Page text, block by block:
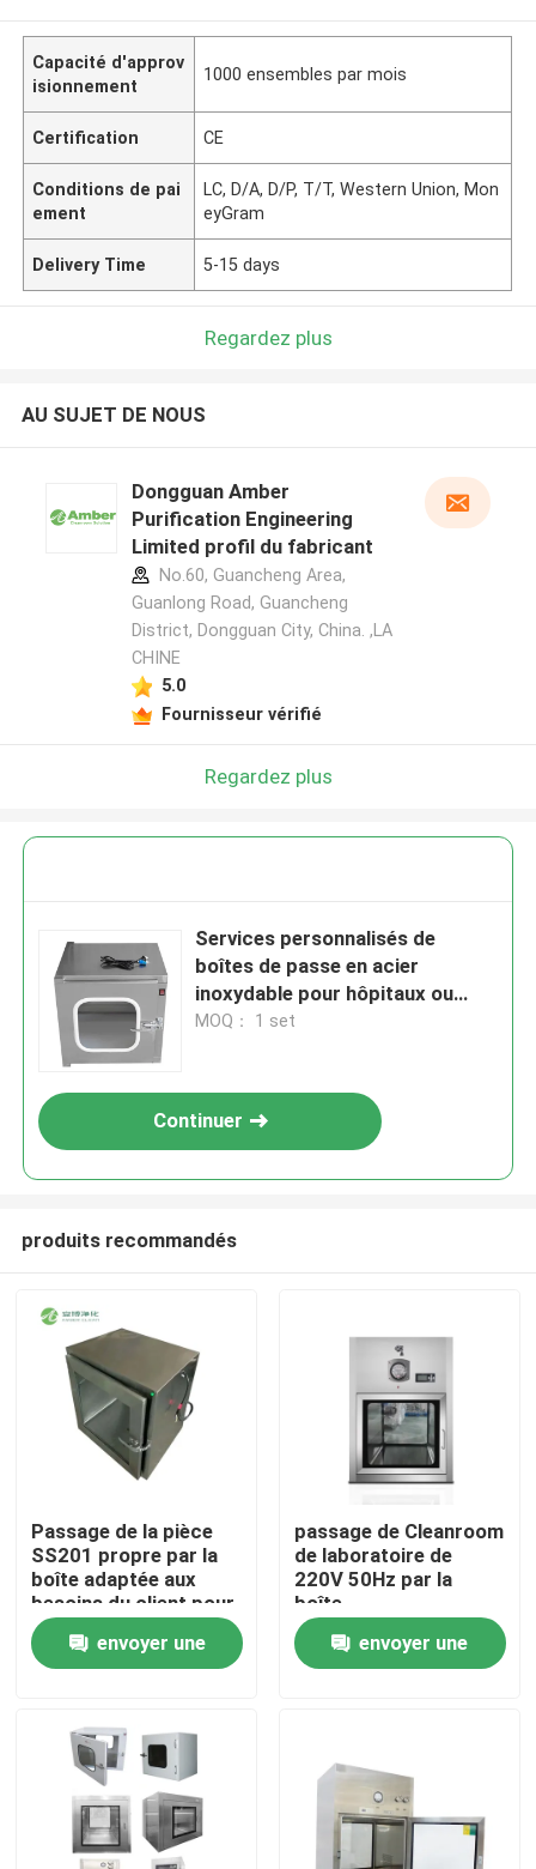
Produits
Au sujet de nous
Capacité d'approv
isionnement
1000 ensembles par mois
Certification CE
Conditions de pai
ement
LC, D/A, D/P, T/T, Western Union, Mon
eyGram
Delivery Time 5-15 days
Regardez plus
AU SUJET DE NOUS
Dongguan Amber
Purification Engineering
Limited profil du fabricant
No.60, Guancheng Area,
Guanlong Road, Guancheng
District, Dongguan City, China. ,LA
CHINE
5.0
Fournisseur vérifié
Regardez plus
Services personnalisés de
boîtes de passe en acier
inoxydable pour hôpitaux ou
laboratoires
MOQ： 1 set
Continuer
produits recommandés
Passage de la pièce
SS201 propre par la
boîte adaptée aux
besoins du client pour
l'hôpital de laboratoire
envoyer une
passage de Cleanroom
de laboratoire de
220V 50Hz par la
boîte
660*500*580mm
laminairesenvoyer une